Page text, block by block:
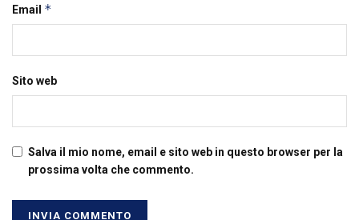
Email *
Sito web
Salva il mio nome, email e sito web in questo browser per la
prossima volta che commento.